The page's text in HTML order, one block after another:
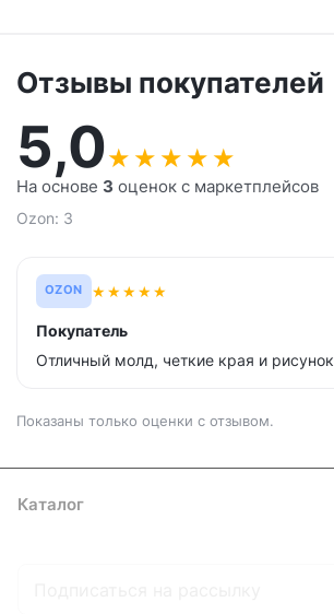
Отзывы покупателей
5,0★ ★ ★ ★ ★
На основе 3 оценок с маркетплейсов
Ozon: 3
OZON ★★★★★
Покупатель
Отличный молд, четкие края и рисунок
Показаны только оценки с отзывом.
Каталог